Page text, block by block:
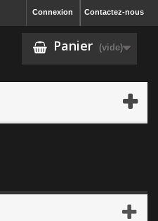
Contactez-nous
Connexion
Panier (vide)